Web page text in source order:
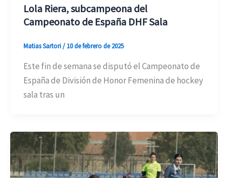
Lola Riera, subcampeona del
Campeonato de España DHF Sala
Matias Sartori/ 10 de febrero de 2025
Este fin de semana se disputó el Campeonato de
España de División de Honor Femenina de hockey
sala tras un